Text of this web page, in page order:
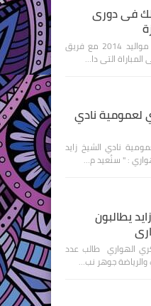
فى دورى
كتب -مسعد مجاهد تعادل فريق الزمالك مواليد 2014 مع فريق
التى دا…
لعمومية نادي
نادي الشيخ زايد
: " سنُعيد م…
يطالبون
الهواري طالب عدد
والرياضة جوهر نب…